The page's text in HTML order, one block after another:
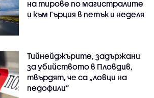
на тирове по магистралите
и към Гърция в петък и неделя
Тийнейджърите, задържани
за убийството в Пловдив,
твърдят, че са „ловци на
педофили”